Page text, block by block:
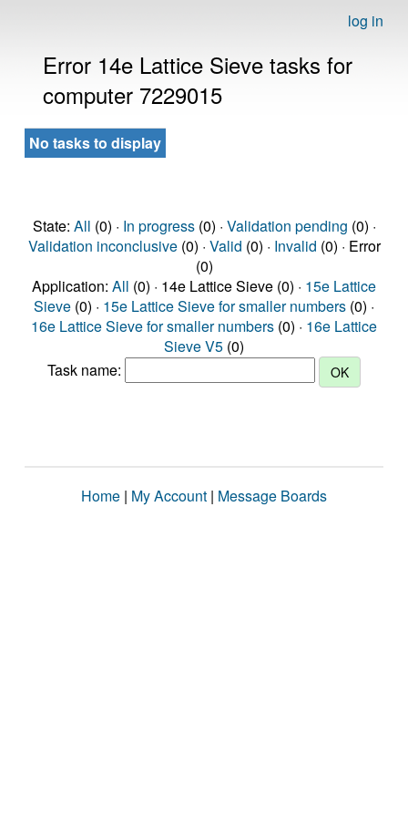
log in
Error 14e Lattice Sieve tasks for
computer 7229015
No tasks to display
State: All (0) · In progress(0) · Validation pending (0) ·
Validation inconclusive(0) · Valid (0) · Invalid (0) · Error
(0)
Application: All (0) · 14e Lattice Sieve (0) · 15e Lattice
Sieve (0) · 15e Lattice Sieve for smaller numbers (0) ·
16e Lattice Sieve for smaller numbers (0) · 16e Lattice
Sieve V5 (0)
Task name:
Home | My Account | Message Boards